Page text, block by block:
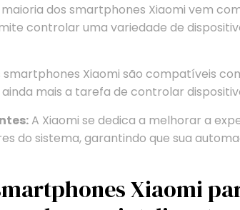
dos smartphones Xiaomi vem
controlar uma variedade de
smartphones Xiaomi são compatíveis
mais a tarefa de controlar
A Xiaomi se dedica a melhorar a
do sistema, garantindo que sua
Xiaomi